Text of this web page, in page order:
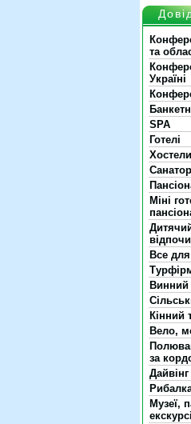
та
Україні
SPA
Готелі
Хостели
Міні
Все для
Винний
Кінний
Вело,
за
Дайвінг
Музеї,